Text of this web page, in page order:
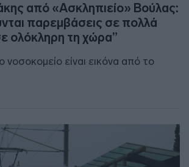
από «Ασκληπιείο» Βούλας:
παρεμβάσεις σε πολλά
ολόκληρη τη χώρα”
νοσοκομείο είναι εικόνα από το